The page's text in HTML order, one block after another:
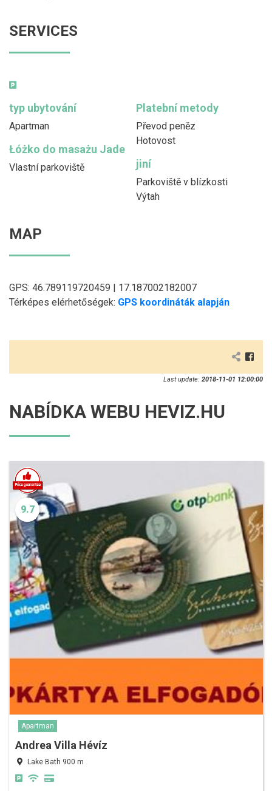
SERVICES
typ ubytování
Apartman
Platební metody
Převod peněz
Hotovost
Łóżko do masażu Jade
Vlastní parkoviště jiní
Parkoviště v blízkosti
Výtah
MAP
GPS: 46.789119720459 | 17.187002182007
Térképes elérhetőségek: GPS koordináták alapján
Last update: 2018-11-01 12:00:00
NABÍDKA WEBU HEVIZ.HU
9.7
Apartman
Andrea Villa Hévíz
Lake Bath 900 m